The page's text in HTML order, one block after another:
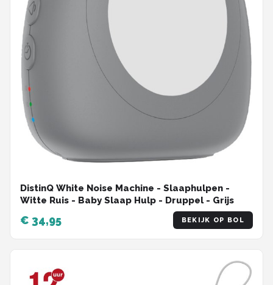
DistinQ White Noise Machine - Slaaphulpen -
Witte Ruis - Baby Slaap Hulp - Druppel - Grijs
€ 34,95 BEKIJK OP BOL